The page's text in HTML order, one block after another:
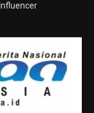
Influencer